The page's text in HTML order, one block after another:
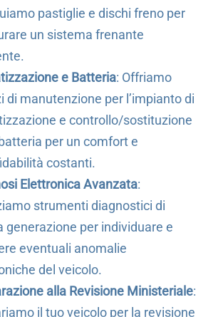
pastiglie e dischi freno per
un sistema frenante
e Batteria: Offriamo
di manutenzione per l’impianto di
e controllo/sostituzione
per un comfort e
costanti.
Elettronica Avanzata:
strumenti diagnostici di
generazione per individuare e
eventuali anomalie
del veicolo.
alla Revisione Ministeriale:
il tuo veicolo per la revisione